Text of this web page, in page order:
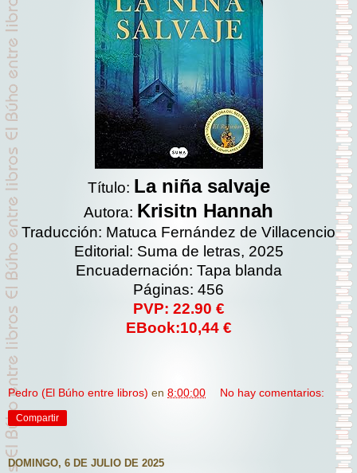
Título: La niña salvaje
Autora: Krisitn Hannah
Traducción: Matuca Fernández de Villacencio
Editorial: Suma de letras, 2025
Encuadernación: Tapa blanda
Páginas: 456
PVP: 22.90 €
EBook:10,44 €
Pedro (El Búho entre libros) en 8:00:00 No hay comentarios:
Compartir
DOMINGO, 6 DE JULIO DE 2025